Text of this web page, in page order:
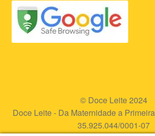
© Doce Leite 2024
Doce Leite - Da Maternidade a
35.925.044/0001-07